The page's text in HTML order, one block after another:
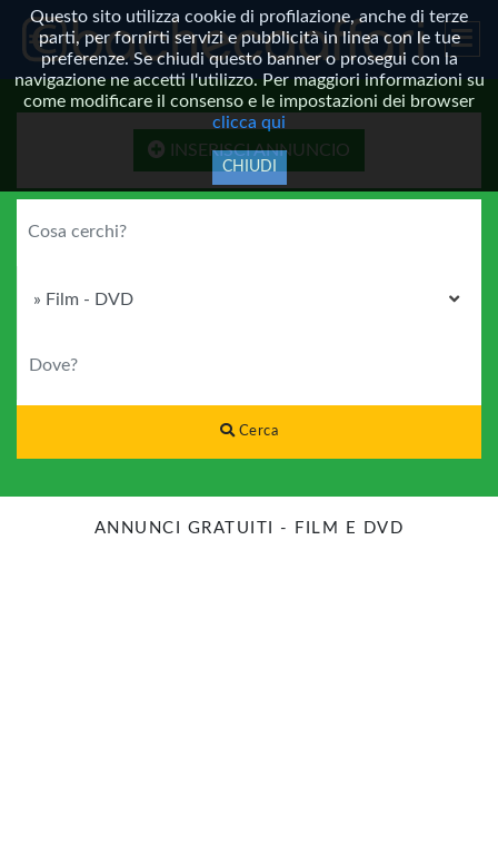
Questo sito utilizza cookie di profilazione, anche di terze
parti, per fornirti servizi e pubblicità in linea con le tue
preferenze. Se chiudi questo banner o prosegui con la
navigazione ne accetti l'utilizzo. Per maggiori informazioni su
come modificare il consenso e le impostazioni dei browser
clicca qui
CHIUDI
INSERISCI ANNUNCIO
Cerca
ANNUNCI GRATUITI - FILM E DVD